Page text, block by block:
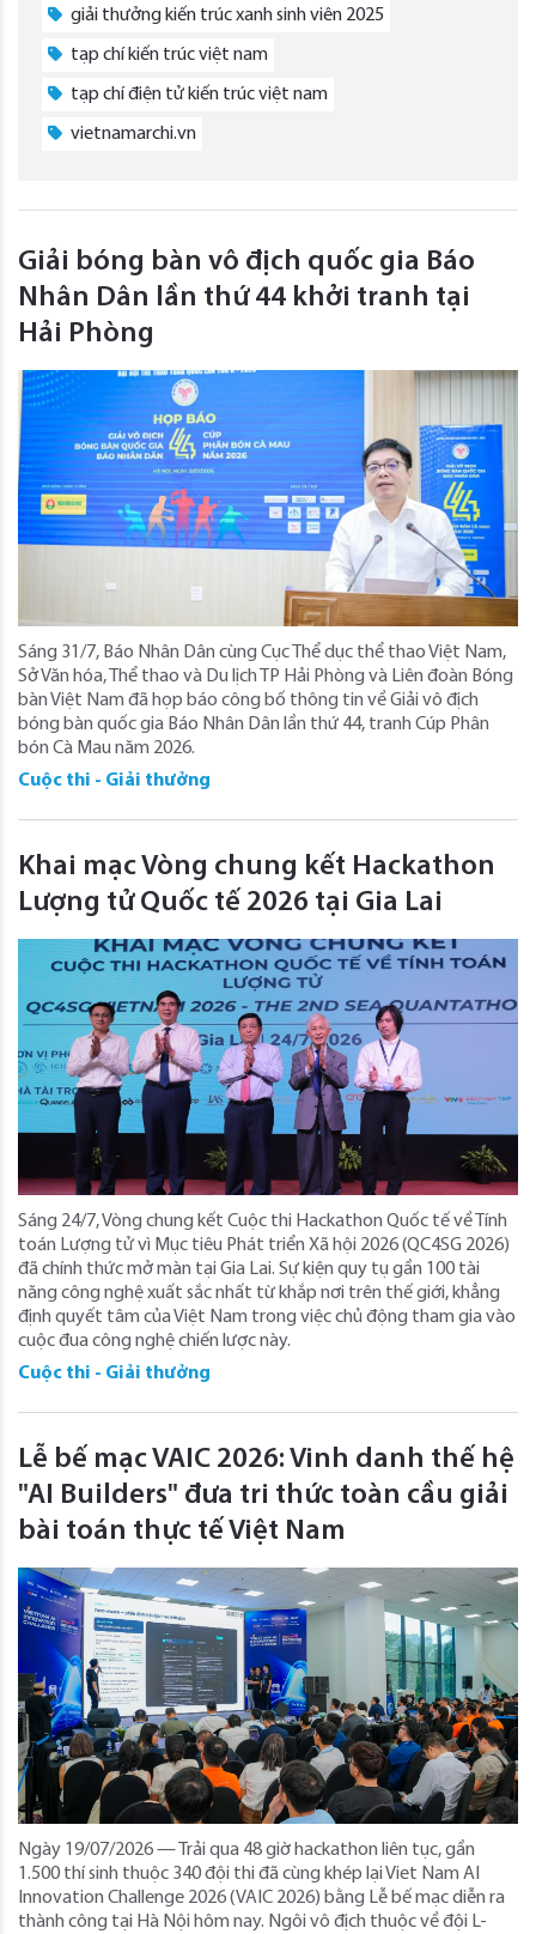
giải thưởng kiến trúc xanh sinh viên 2025
tạp chí kiến trúc việt nam
tạp chí điện tử kiến trúc việt nam
vietnamarchi.vn
Giải bóng bàn vô địch quốc gia Báo
Nhân Dân lần thứ 44 khởi tranh tại
Hải Phòng
Sáng 31/7, Báo Nhân Dân cùng Cục Thể dục thể thao Việt Nam,
Sở Văn hóa, Thể thao và Du lịch TP Hải Phòng và Liên đoàn Bóng
bàn Việt Nam đã họp báo công bố thông tin về Giải vô địch
bóng bàn quốc gia Báo Nhân Dân lần thứ 44, tranh Cúp Phân
bón Cà Mau năm 2026.
Cuộc thi - Giải thưởng
Khai mạc Vòng chung kết Hackathon
Lượng tử Quốc tế 2026 tại Gia Lai
Sáng 24/7, Vòng chung kết Cuộc thi Hackathon Quốc tế về Tính
toán Lượng tử vì Mục tiêu Phát triển Xã hội 2026 (QC4SG 2026)
đã chính thức mở màn tại Gia Lai. Sự kiện quy tụ gần 100 tài
năng công nghệ xuất sắc nhất từ khắp nơi trên thế giới, khẳng
định quyết tâm của Việt Nam trong việc chủ động tham gia vào
cuộc đua công nghệ chiến lược này.
Cuộc thi - Giải thưởng
Lễ bế mạc VAIC 2026: Vinh danh thế hệ
"AI Builders" đưa tri thức toàn cầu giải
bài toán thực tế Việt Nam
Ngày 19/07/2026 — Trải qua 48 giờ hackathon liên tục, gần
1.500 thí sinh thuộc 340 đội thi đã cùng khép lại Viet Nam AI
Innovation Challenge 2026 (VAIC 2026) bằng Lễ bế mạc diễn ra
thành công tại Hà Nội hôm nay. Ngôi vô địch thuộc về đội L-